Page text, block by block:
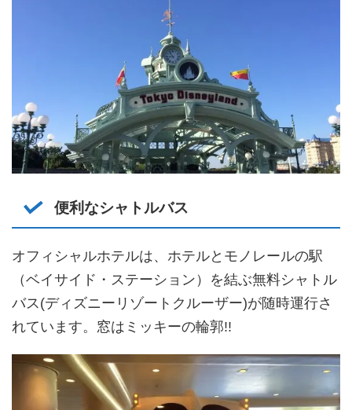
便利なシャトルバス
オフィシャルホテルは、ホテルとモノレールの駅
（ベイサイド・ステーション）を結ぶ無料シャトル
バス(ディズニーリゾートクルーザー)が随時運行さ
れています。窓はミッキーの輪郭!!